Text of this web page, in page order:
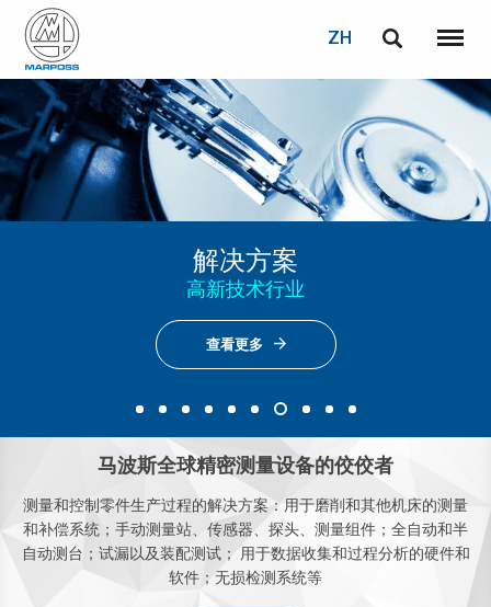
Marposs
S.p.A.
ZH
菜单
Enter Our EV Virtual Showroom
光学检测
解决方案
机床行业
查看更多
解决方案
汽车行业
查看更多
解决方案
航天航空业
查看更多
解决方案
高新技术行业
查看更多
解决方案
玻璃容器
查看更多
解决方案
暖通空调行业
查看更多
查看更多
马波斯全球精密测量设备的佼佼者
测量和控制零件生产过程的解决方案：用于磨削和其他机床的测量
和补偿系统；手动测量站、传感器、探头、测量组件；全自动和半
自动测台；试漏以及装配测试； 用于数据收集和过程分析的硬件和
软件；无损检测系统等
Deutsch
Italiano
Français
Español
日本語 (Japanese)
中文 (Chinese)
한국어 (Korean)
登录
电子邮箱
如您尚未注册，可立即免费注册！ 点击此处！